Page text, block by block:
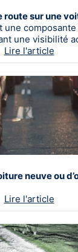
route sur une
une
une visibilité
Lire l'article
neuve ou
Lire l'article